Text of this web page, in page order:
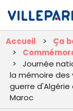
Accueil Ça
Journée
la mémoire des
guerre
Maroc